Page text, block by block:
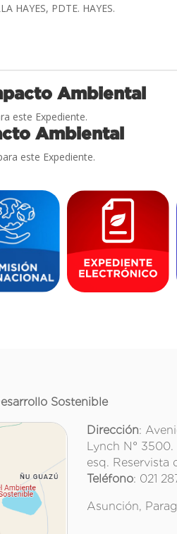
HAYES, PDTE. HAYES.
Ambiental
este Expediente.
Ambiental
este Expediente.
Sostenible
Dirección:
Lynch N° 3500.
esq. Reservista
Teléfono: 021
Asunción,